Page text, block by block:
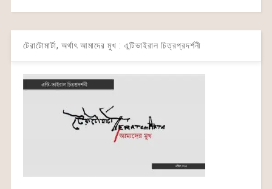
টেরাটোমার্টা, অর্থাৎ আমাদের মুখ : এন্টিভাইরাল চিত্রপ্রদর্শনী